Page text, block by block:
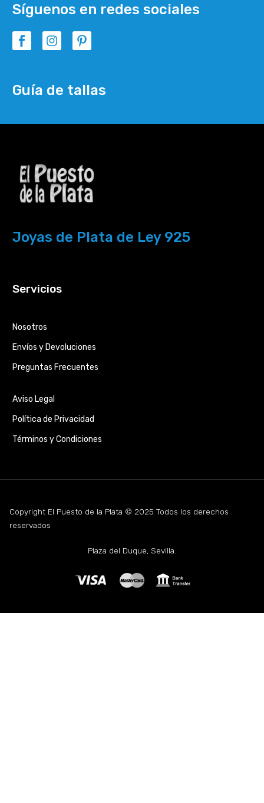
Síguenos en redes sociales
Guía de tallas
Joyas de Plata de Ley 925
Servicios
Nosotros
Envíos y Devoluciones
Preguntas Frecuentes
Aviso Legal
Política de Privacidad
Términos y Condiciones
Copyright El Puesto de la Plata © 2025 Todos los derechos
reservados
Plaza del Duque, Sevilla.